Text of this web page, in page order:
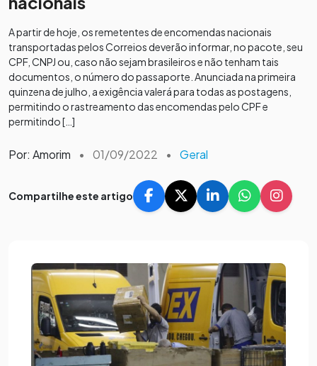
A partir de hoje, os remetentes de encomendas nacionais
transportadas pelos Correios deverão informar, no pacote, seu
CPF, CNPJ ou, caso não sejam brasileiros e não tenham tais
documentos, o número do passaporte. Anunciada na primeira
quinzena de julho, a exigência valerá para todas as postagens,
permitindo o rastreamento das encomendas pelo CPF e
permitindo […]
Por: Amorim • 01/09/2022 • Geral
Compartilhe este artigo